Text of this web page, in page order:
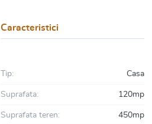
Caracteristici
Tip: Casa
Suprafata: 120mp
Suprafata teren: 450mp